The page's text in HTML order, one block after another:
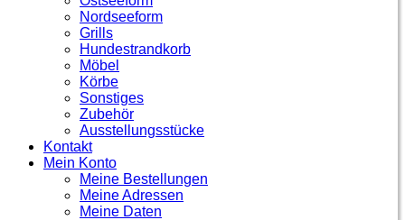
Nordseeform
Grills
Hundestrandkorb
Möbel
Körbe
Sonstiges
Zubehör
Ausstellungsstücke
Kontakt
Mein Konto
Meine Bestellungen
Meine Adressen
Meine Daten